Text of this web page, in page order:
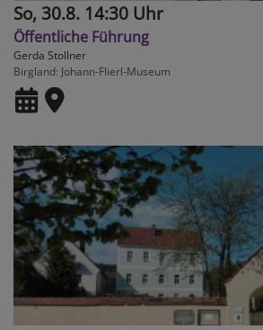
So, 30.8. 14:30 Uhr
Öffentliche Führung
Gerda Stollner
Birgland Johann-Flierl-Museum